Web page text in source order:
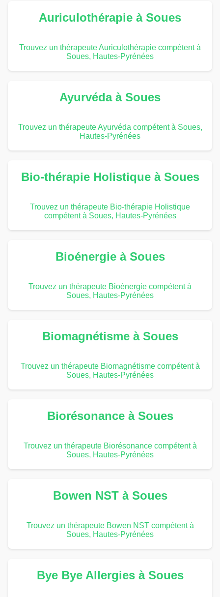
Auriculothérapie à Soues
Trouvez un thérapeute Auriculothérapie compétent à
Soues, Hautes-Pyrénées
Ayurvéda à Soues
Trouvez un thérapeute Ayurvéda compétent à Soues,
Hautes-Pyrénées
Bio-thérapie Holistique à Soues
Trouvez un thérapeute Bio-thérapie Holistique
compétent à Soues, Hautes-Pyrénées
Bioénergie à Soues
Trouvez un thérapeute Bioénergie compétent à
Soues, Hautes-Pyrénées
Biomagnétisme à Soues
Trouvez un thérapeute Biomagnétisme compétent à
Soues, Hautes-Pyrénées
Biorésonance à Soues
Trouvez un thérapeute Biorésonance compétent à
Soues, Hautes-Pyrénées
Bowen NST à Soues
Trouvez un thérapeute Bowen NST compétent à
Soues, Hautes-Pyrénées
Bye Bye Allergies à Soues